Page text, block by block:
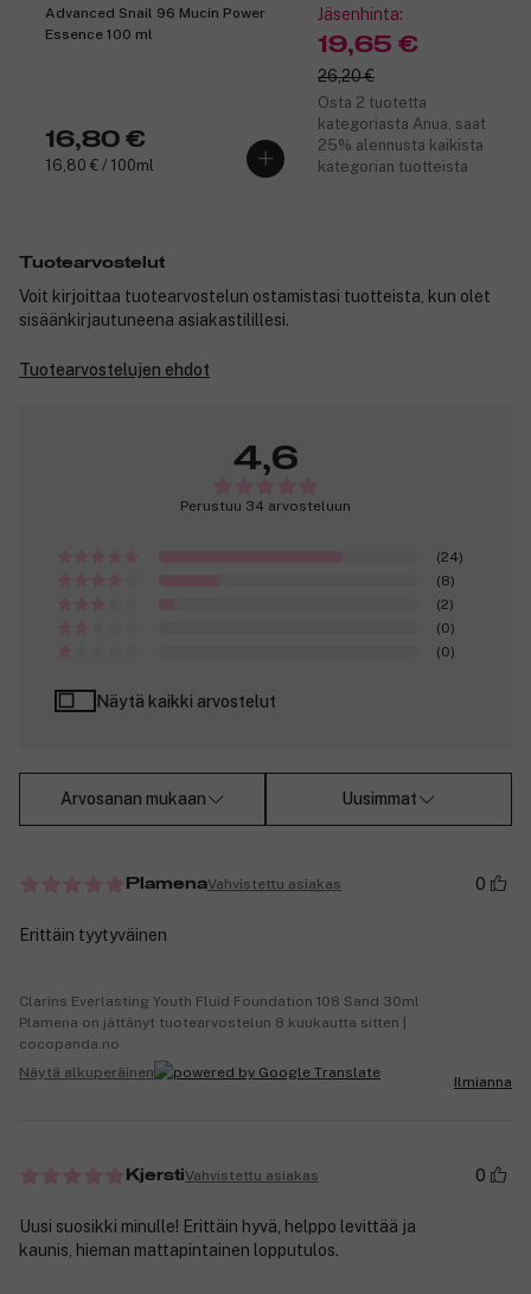
Advanced Snail 96 Mucin Power
Essence 100 ml
16,80 €
16,80 € / 100ml
Jäsenhinta:
19,65 €
26,20 €
Osta 2 tuotetta
kategoriasta Anua, saat
25% alennusta kaikista
kategorian tuotteista
Tuotearvostelut
Voit kirjoittaa tuotearvostelun ostamistasi tuotteista, kun olet
sisäänkirjautuneena asiakastilillesi.
Tuotearvostelujen ehdot
4,6
Perustuu 34 arvosteluun
(24)
(8)
(2)
(0)
(0)
Näytä kaikki arvostelut
Arvosanan mukaan Uusimmat
PlamenaVahvistettu asiakas 0
Erittäin tyytyväinen
Clarins Everlasting Youth Fluid Foundation 108 Sand 30ml
Plamena on jättänyt tuotearvostelun 8 kuukautta sitten |
cocopanda.no
Näytä alkuperäinen
Ilmianna
KjerstiVahvistettu asiakas 0
Uusi suosikki minulle! Erittäin hyvä, helppo levittää ja
kaunis, hieman mattapintainen lopputulos.